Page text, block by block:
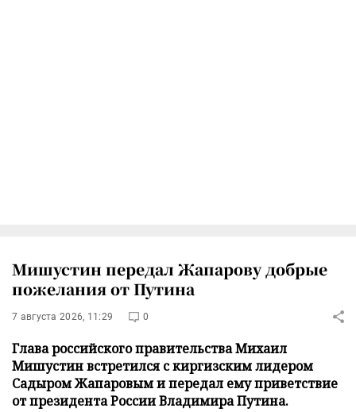
Мишустин передал Жапарову добрые
пожелания от Путина
7 августа 2026, 11:29 0
Глава российского правительства Михаил
Мишустин встретился с киргизским лидером
Садыром Жапаровым и передал ему приветствие
от президента России Владимира Путина.